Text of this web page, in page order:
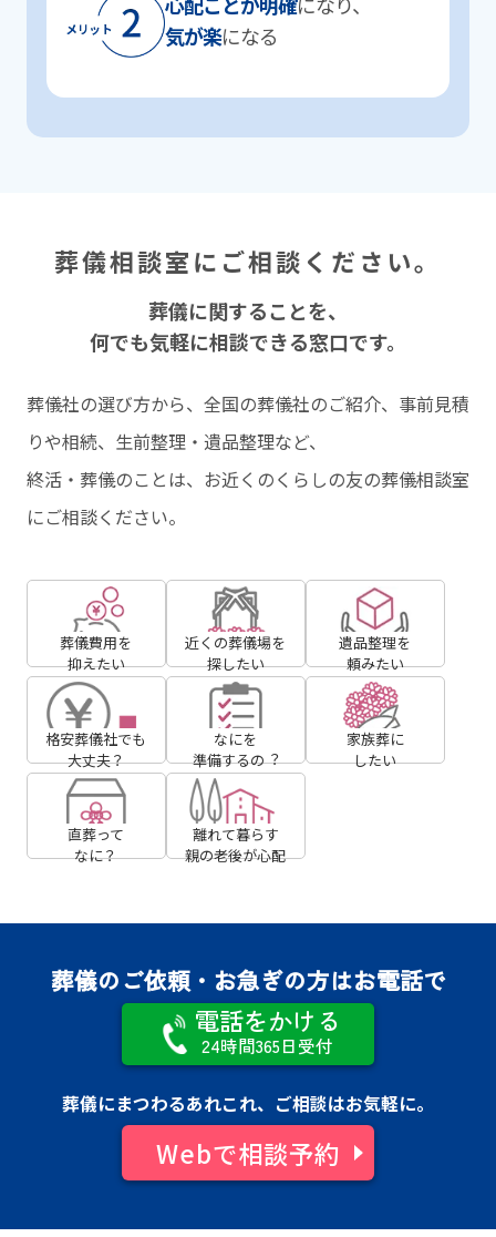
気が楽になる
葬儀相談室にご相談ください。
葬儀に関することを、
何でも気軽に相談できる窓⼝です。
葬儀社の選び⽅から、全国の葬儀社のご紹介、事前⾒積
りや相続、⽣前整理・遺品整理など、
終活・葬儀のことは、お近くのくらしの友の葬儀相談室
にご相談ください。
葬儀費用を
抑えたい
近くの葬儀場を
探したい
遺品整理を
頼みたい
格安葬儀社でも
大丈夫？
なにを
準備するの︖
家族葬に
したい
直葬って
なに？
離れて暮らす
親の⽼後が⼼配
葬儀のご依頼・お急ぎの方はお電話で
電話をかける
24時間365日受付
葬儀にまつわるあれこれ、ご相談はお気軽に。
Webで相談予約